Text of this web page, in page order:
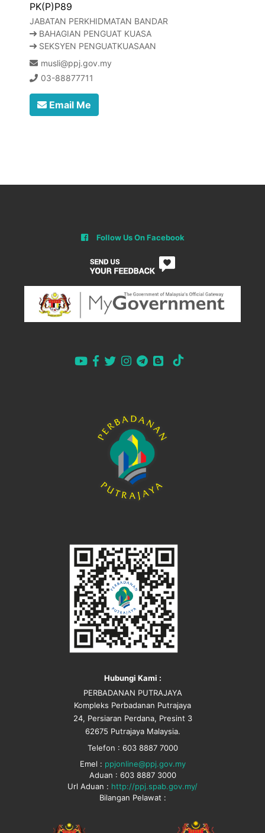
PK(P)P89
JABATAN PERKHIDMATAN BANDAR
BAHAGIAN PENGUAT KUASA
SEKSYEN PENGUATKUASAAN
musli@ppj.gov.my
03-88877711
Email Me
Follow Us On Facebook
Hubungi Kami :
PERBADANAN PUTRAJAYA
Kompleks Perbadanan Putrajaya
24, Persiaran Perdana, Presint 3
62675 Putrajaya Malaysia.
Telefon : 603 8887 7000
Emel : ppjonline@ppj.gov.my
Aduan : 603 8887 3000
Url Aduan : http://ppj.spab.gov.my/
Bilangan Pelawat :